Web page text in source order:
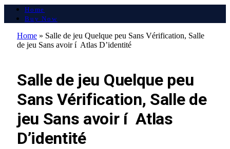
Home
Buy Now
Home » Salle de jeu Quelque peu Sans Vérification, Salle
de jeu Sans avoir í Atlas D’identité
Salle de jeu Quelque peu
Sans Vérification, Salle de
jeu Sans avoir í Atlas
D’identité